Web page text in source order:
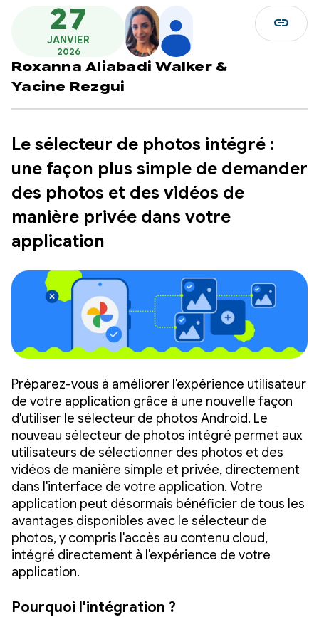
27
JANVIER
2026
Roxanna Aliabadi Walker &
Yacine Rezgui
link
Le sélecteur de photos intégré :
une façon plus simple de demander
des photos et des vidéos de
manière privée dans votre
application
Préparez-vous à améliorer l'expérience utilisateur
de votre application grâce à une nouvelle façon
d'utiliser le sélecteur de photos Android. Le
nouveau sélecteur de photos intégré permet aux
utilisateurs de sélectionner des photos et des
vidéos de manière simple et privée, directement
dans l'interface de votre application. Votre
application peut désormais bénéficier de tous les
avantages disponibles avec le sélecteur de
photos, y compris l'accès au contenu cloud,
intégré directement à l'expérience de votre
application.
Pourquoi l'intégration ?